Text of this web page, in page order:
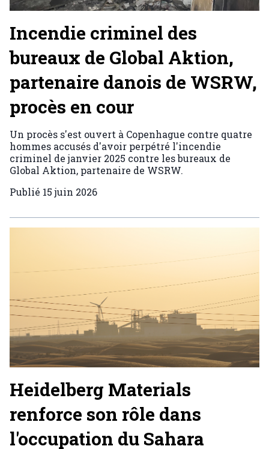
Incendie criminel des
bureaux de Global Aktion,
partenaire danois de WSRW,
procès en cour
Un procès s'est ouvert à Copenhague contre quatre
hommes accusés d'avoir perpétré l'incendie
criminel de janvier 2025 contre les bureaux de
Global Aktion, partenaire de WSRW.
Publié 15 juin 2026
Heidelberg Materials
renforce son rôle dans
l'occupation du Sahara